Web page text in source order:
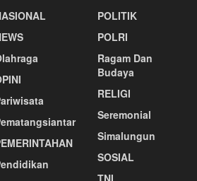
POLITIK
POLRI
Ragam Dan
Budaya
RELIGI
Seremonial
Simalungun
SOSIAL
TNI